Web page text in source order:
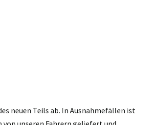
neuen Teils ab. In Ausnahmefällen ist